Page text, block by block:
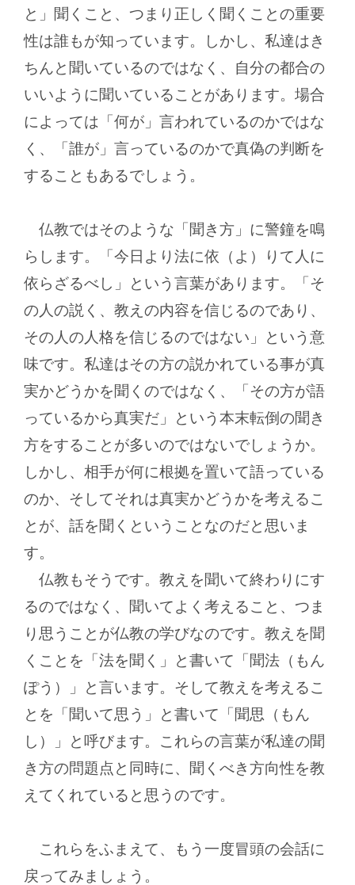
と」聞くこと、つまり正しく聞くことの重要
性は誰もが知っています。しかし、私達はき
ちんと聞いているのではなく、自分の都合の
いいように聞いていることがあります。場合
によっては「何が」言われているのかではな
く、「誰が」言っているのかで真偽の判断を
することもあるでしょう。
仏教ではそのような「聞き方」に警鐘を鳴
らします。「今日より法に依（よ）りて人に
依らざるべし」という言葉があります。「そ
の人の説く、教えの内容を信じるのであり、
その人の人格を信じるのではない」という意
味です。私達はその方の説かれている事が真
実かどうかを聞くのではなく、「その方が語
っているから真実だ」という本末転倒の聞き
方をすることが多いのではないでしょうか。
しかし、相手が何に根拠を置いて語っている
のか、そしてそれは真実かどうかを考えるこ
とが、話を聞くということなのだと思いま
す。
仏教もそうです。教えを聞いて終わりにす
るのではなく、聞いてよく考えること、つま
り思うことが仏教の学びなのです。教えを聞
くことを「法を聞く」と書いて「聞法（もん
ぽう）」と言います。そして教えを考えるこ
とを「聞いて思う」と書いて「聞思（もん
し）」と呼びます。これらの言葉が私達の聞
き方の問題点と同時に、聞くべき方向性を教
えてくれていると思うのです。
これらをふまえて、もう一度冒頭の会話に
戻ってみましょう。